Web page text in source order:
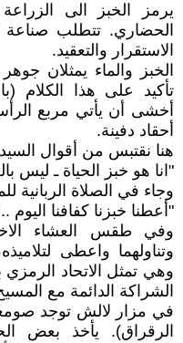
يرمز الخبز الى
الحضاري. تتطلب
الاستقرار والتعقيد.
الخبز والماء يمثلان
تأكيد على هذا الكلام
أخشى أن يأتي مربع
أحقاد دفينة.
هنا نقتبس من أقوال
"انا هو خبز الحياة ـ ليس
وجاء في الصلاة الربانية
"أعطنا خبزنا كفافنا اليوم
وفي طقس العشاء
وتناولهما واعطى
وهي تمثل الاتحاد
الشراكة الدائمة مع
في مزار لالش توجد
الرقراق). يأخذ بعض